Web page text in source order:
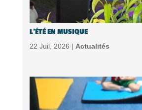
L’ÉTÉ EN MUSIQUE
22 Juil, 2026 | Actualités